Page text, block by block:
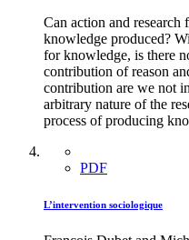
Can action and research
knowledge produced?
for knowledge, is there
contribution of reason
contribution are we not
arbitrary nature of the
process of producing
PDF
L’intervention sociologique